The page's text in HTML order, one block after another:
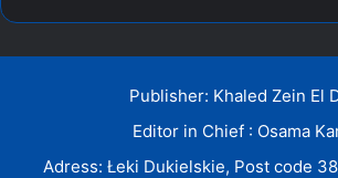
Publisher: Khaled Zein El
Editor in Chief : Osama
Adress: Łeki Dukielskie, Post code